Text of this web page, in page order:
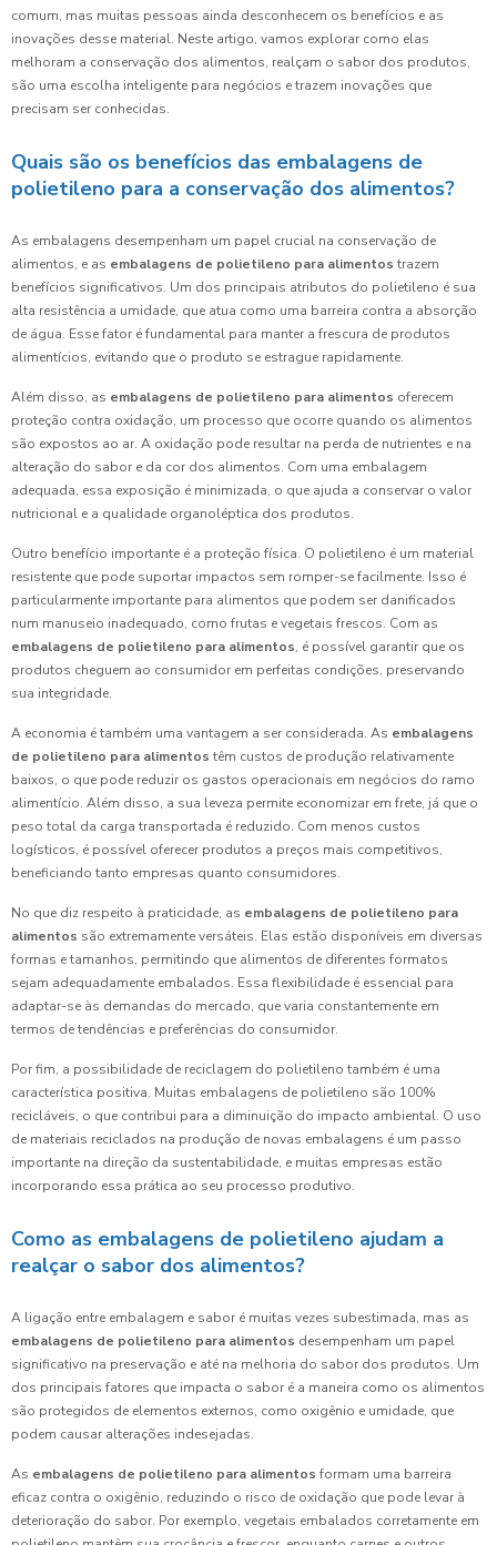
comum, mas muitas pessoas ainda desconhecem os benefícios e as
inovações desse material. Neste artigo, vamos explorar como elas
melhoram a conservação dos alimentos, realçam o sabor dos produtos,
são uma escolha inteligente para negócios e trazem inovações que
precisam ser conhecidas.
Quais são os benefícios das embalagens de
polietileno para a conservação dos alimentos?
As embalagens desempenham um papel crucial na conservação de
alimentos, e as embalagens de polietileno para alimentos trazem
benefícios significativos. Um dos principais atributos do polietileno é sua
alta resistência a umidade, que atua como uma barreira contra a absorção
de água. Esse fator é fundamental para manter a frescura de produtos
alimentícios, evitando que o produto se estrague rapidamente.
Além disso, as embalagens de polietileno para alimentos oferecem
proteção contra oxidação, um processo que ocorre quando os alimentos
são expostos ao ar. A oxidação pode resultar na perda de nutrientes e na
alteração do sabor e da cor dos alimentos. Com uma embalagem
adequada, essa exposição é minimizada, o que ajuda a conservar o valor
nutricional e a qualidade organoléptica dos produtos.
Outro benefício importante é a proteção física. O polietileno é um material
resistente que pode suportar impactos sem romper-se facilmente. Isso é
particularmente importante para alimentos que podem ser danificados
num manuseio inadequado, como frutas e vegetais frescos. Com as
embalagens de polietileno para alimentos, é possível garantir que os
produtos cheguem ao consumidor em perfeitas condições, preservando
sua integridade.
A economia é também uma vantagem a ser considerada. As embalagens
de polietileno para alimentos têm custos de produção relativamente
baixos, o que pode reduzir os gastos operacionais em negócios do ramo
alimentício. Além disso, a sua leveza permite economizar em frete, já que o
peso total da carga transportada é reduzido. Com menos custos
logísticos, é possível oferecer produtos a preços mais competitivos,
beneficiando tanto empresas quanto consumidores.
No que diz respeito à praticidade, as embalagens de polietileno para
alimentos são extremamente versáteis. Elas estão disponíveis em diversas
formas e tamanhos, permitindo que alimentos de diferentes formatos
sejam adequadamente embalados. Essa flexibilidade é essencial para
adaptar-se às demandas do mercado, que varia constantemente em
termos de tendências e preferências do consumidor.
Por fim, a possibilidade de reciclagem do polietileno também é uma
característica positiva. Muitas embalagens de polietileno são 100%
recicláveis, o que contribui para a diminuição do impacto ambiental. O uso
de materiais reciclados na produção de novas embalagens é um passo
importante na direção da sustentabilidade, e muitas empresas estão
incorporando essa prática ao seu processo produtivo.
Como as embalagens de polietileno ajudam a
realçar o sabor dos alimentos?
A ligação entre embalagem e sabor é muitas vezes subestimada, mas as
embalagens de polietileno para alimentos desempenham um papel
significativo na preservação e até na melhoria do sabor dos produtos. Um
dos principais fatores que impacta o sabor é a maneira como os alimentos
são protegidos de elementos externos, como oxigênio e umidade, que
podem causar alterações indesejadas.
As embalagens de polietileno para alimentos formam uma barreira
eficaz contra o oxigênio, reduzindo o risco de oxidação que pode levar à
deterioração do sabor. Por exemplo, vegetais embalados corretamente em